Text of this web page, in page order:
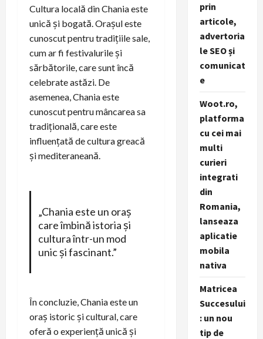
Cultura locală din Chania este
unică și bogată. Orașul este
cunoscut pentru tradițiile sale,
cum ar fi festivalurile și
sărbătorile, care sunt încă
celebrate astăzi. De
asemenea, Chania este
cunoscut pentru mâncarea sa
tradițională, care este
influențată de cultura greacă
și mediteraneană.
„Chania este un oraș
care îmbină istoria și
cultura într-un mod
unic și fascinant.”
În concluzie, Chania este un
oraș istoric și cultural, care
oferă o experiență unică și
prin
articole,
advertoria
le SEO și
comunicat
e
Woot.ro,
platforma
cu cei mai
multi
curieri
integrati
din
Romania,
lanseaza
aplicatie
mobila
nativa
Matricea
Succesului
: un nou
tip de